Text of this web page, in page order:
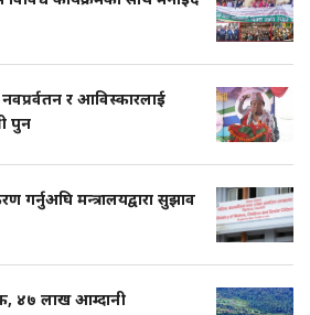
र आविस्कारलाई
पुन
मन्त्रालयद्वारा सुझाव
४७ लाख आम्दानी